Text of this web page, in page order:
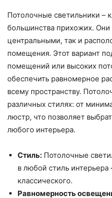
Потолочные светильники –
большинства прихожих. Они
центральными, так и
помещения. Этот вариант
помещений или высоких
обеспечить равномерное
всему пространству.
различных стилях: от
люстр, что позволяет
любого интерьера.
Стиль: Потолочные
в любой стиль интерьера
классического.
Равномерность